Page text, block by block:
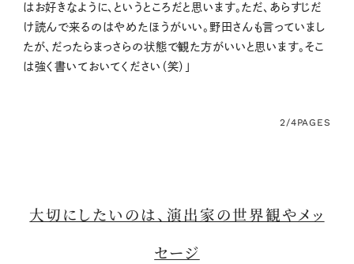
はお好きなように、というところだと思います。ただ、あらすじだ
け読んで来るのはやめたほうがいい。野田さんも言っていまし
たが、だったらまっさらの状態で観た方がいいと思います。そこ
は強く書いておいてください（笑）」
2/4PAGES
大切にしたいのは、演出家の世界観やメッ
セージ